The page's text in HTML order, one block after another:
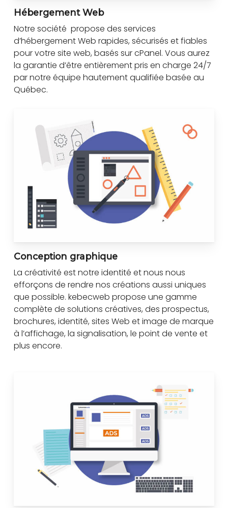
Hébergement Web
Notre société propose des services
d’hébergement Web rapides, sécurisés et fiables
pour votre site web, basés sur cPanel. Vous aurez
la garantie d’être entièrement pris en charge 24/7
par notre équipe hautement qualifiée basée au
Québec.
Conception graphique
La créativité est notre identité et nous nous
efforçons de rendre nos créations aussi uniques
que possible. kebecweb propose une gamme
complète de solutions créatives, des prospectus,
brochures, identité, sites Web et image de marque
à l’affichage, la signalisation, le point de vente et
plus encore.